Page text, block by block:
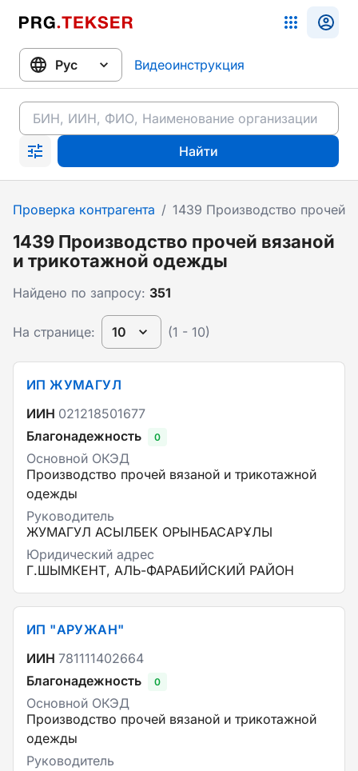
Видеоинструкция
Найти
Проверка контрагента / 1439 Производство прочей
1439 Производство прочей вязаной
и трикотажной одежды
Найдено по запросу: 351
На странице: 10 (1 - 10)
ИП ЖУМАГУЛ
ИИН 021218501677
Благонадежность
0
Основной ОКЭД
Производство прочей вязаной и трикотажной
одежды
Руководитель
ЖУМАГУЛ АСЫЛБЕК ОРЫНБАСАРҰЛЫ
Юридический адрес
Г.ШЫМКЕНТ, АЛЬ-ФАРАБИЙСКИЙ РАЙОН
ИП "АРУЖАН"
ИИН 781111402664
Благонадежность
0
Основной ОКЭД
Производство прочей вязаной и трикотажной
одежды
Руководитель